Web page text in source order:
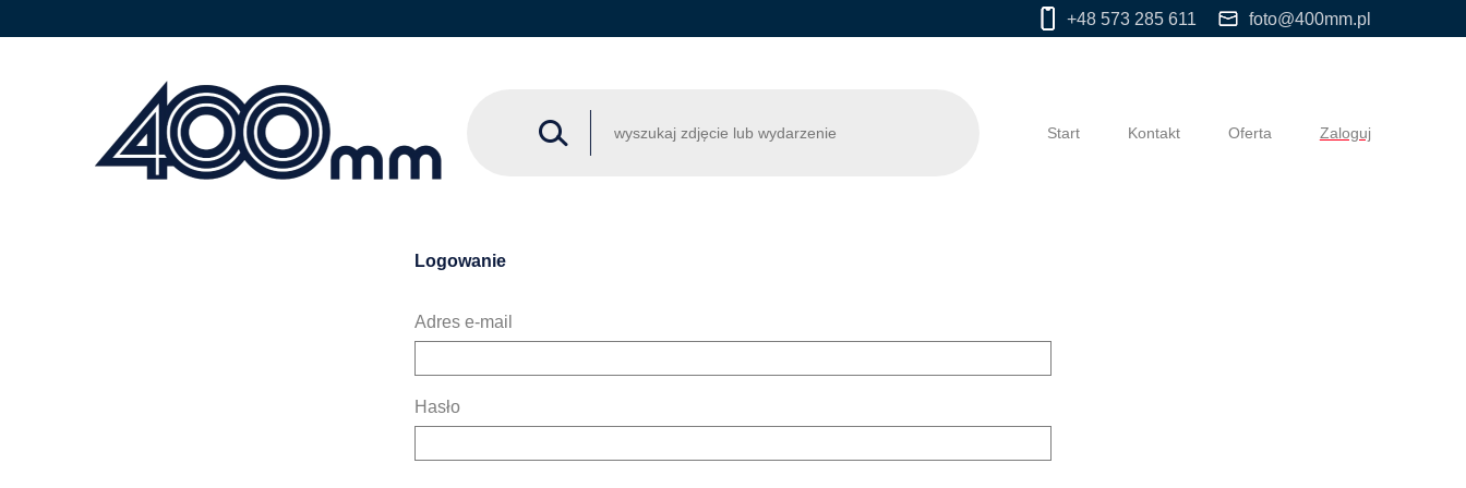
+48 573 285 611 foto@400mm.pl
Start Kontakt Oferta Zaloguj
Logowanie
Adres e-mail
Hasło